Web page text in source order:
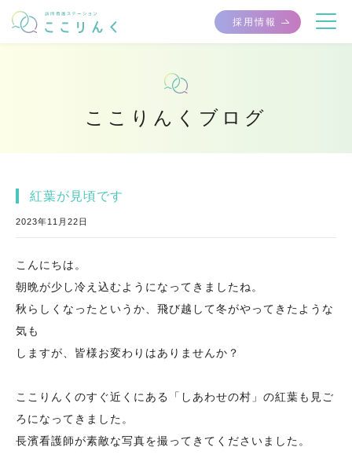
採用情報
ここりんくブログ
紅葉が見頃です
2023年11月22日
こんにちは。
朝晩が少し冷え込むようになってきましたね。
秋らしくなったというか、飛び越して冬がやってきたような
気も
しますが、皆様お変わりはありませんか？
ここりんくのすぐ近くにある「しあわせの村」の紅葉も見ご
ろになってきました。
長濱看護師が素敵な写真を撮ってきてくださいました。